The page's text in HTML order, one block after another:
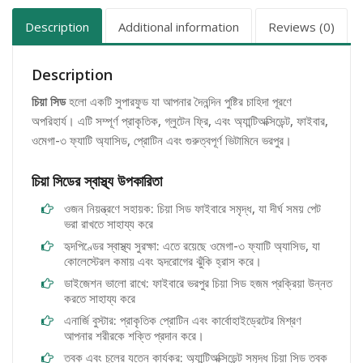
Description Additional information Reviews (0)
Description
চিয়া সিডহলো একটি সুপারফুড যা আপনার দৈনন্দিন পুষ্টির চাহিদা পূরণে
অপরিহার্য। এটি সম্পূর্ণ প্রাকৃতিক, গ্লুটেন ফ্রি, এবং অ্যান্টিঅক্সিডেন্ট, ফাইবার,
ওমেগা-৩ ফ্যাটি অ্যাসিড, প্রোটিন এবং গুরুত্বপূর্ণ ভিটামিনে ভরপুর।
চিয়া সিডের স্বাস্থ্য উপকারিতা
ওজন নিয়ন্ত্রণে সহায়ক: চিয়া সিড ফাইবারে সমৃদ্ধ, যা দীর্ঘ সময় পেট
ভরা রাখতে সাহায্য করে
হৃদপিণ্ডের স্বাস্থ্য সুরক্ষা: এতে রয়েছে ওমেগা-৩ ফ্যাটি অ্যাসিড, যা
কোলেস্টেরল কমায় এবং হৃদরোগের ঝুঁকি হ্রাস করে।
ডাইজেশন ভালো রাখে: ফাইবারে ভরপুর চিয়া সিড হজম প্রক্রিয়া উন্নত
করতে সাহায্য করে
এনার্জি বুস্টার: প্রাকৃতিক প্রোটিন এবং কার্বোহাইড্রেটের মিশ্রণ
আপনার শরীরকে শক্তি প্রদান করে।
ত্বক এবং চুলের যত্নে কার্যকর: অ্যান্টিঅক্সিডেন্ট সমৃদ্ধ চিয়া সিড ত্বক